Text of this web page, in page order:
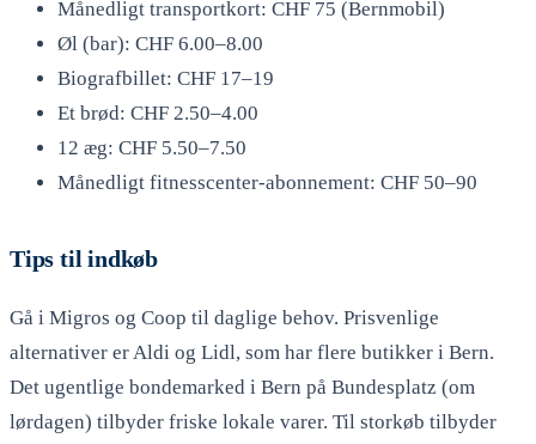
Månedligt transportkort: CHF 75 (Bernmobil)
Øl (bar): CHF 6.00–8.00
Biografbillet: CHF 17–19
Et brød: CHF 2.50–4.00
12 æg: CHF 5.50–7.50
Månedligt fitnesscenter-abonnement: CHF 50–90
Tips til indkøb
Gå i Migros og Coop til daglige behov. Prisvenlige
alternativer er Aldi og Lidl, som har flere butikker i Bern.
Det ugentlige bondemarked i Bern på Bundesplatz (om
lørdagen) tilbyder friske lokale varer. Til storkøb tilbyder